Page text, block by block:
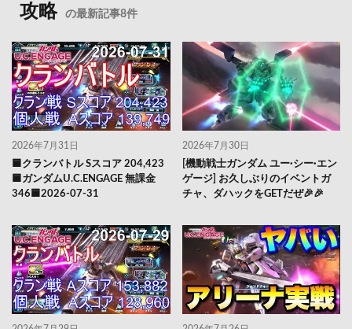
攻略 の最新記事8件
2026年7月31日
🟦クランバトル Sスコア 204,423
🟦ガンダムU.C.ENGAGE 無課金
346🟦2026-07-31
2026年7月30日
[機動戦士ガンダム ユー·シー·エン
ゲージ] お久しぶりのイベントガ
チャ、ダハックをGETだぜ🎉🎉